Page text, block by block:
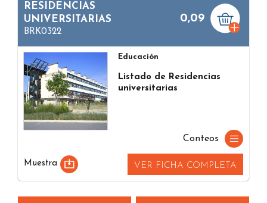
RESIDENCIAS
UNIVERSITARIAS
BRK0322
0,09
Educación
Listado de Residencias
universitarias
Conteos
Muestra VER FICHA COMPLETA